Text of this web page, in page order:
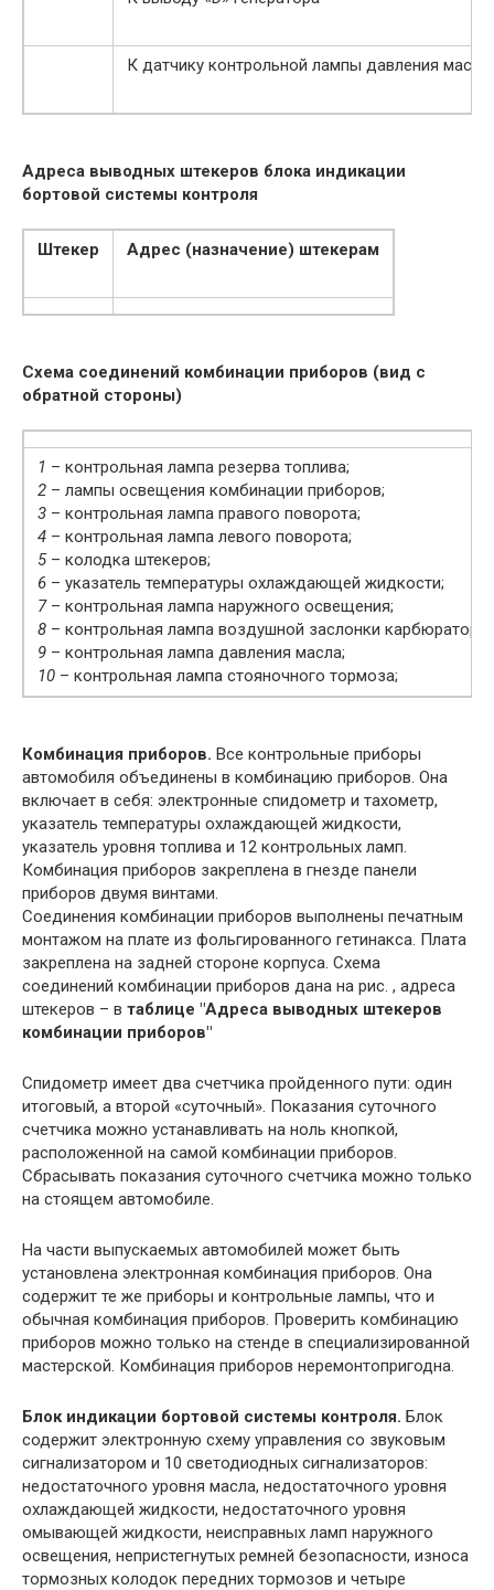
К датчику контрольной лампы давления масла
Адреса выводных штекеров блока индикации
бортовой системы контроля
Штекер Адрес (назначение) штекерам
Схема соединений комбинации приборов (вид с
обратной стороны)
1 – контрольная лампа резерва топлива;
2 – лампы освещения комбинации приборов;
3 – контрольная лампа правого поворота;
4 – контрольная лампа левого поворота;
5 – колодка штекеров;
6 – указатель температуры охлаждающей жидкости;
7 – контрольная лампа наружного освещения;
8 – контрольная лампа воздушной заслонки карбюратора;
9 – контрольная лампа давления масла;
10 – контрольная лампа стояночного тормоза;
Комбинация приборов. Все контрольные приборы
автомобиля объединены в комбинацию приборов. Она
включает в себя: электронные спидометр и тахометр,
указатель температуры охлаждающей жидкости,
указатель уровня топлива и 12 контрольных ламп.
Комбинация приборов закреплена в гнезде панели
приборов двумя винтами.
Соединения комбинации приборов выполнены печатным
монтажом на плате из фольгированного гетинакса. Плата
закреплена на задней стороне корпуса. Схема
соединений комбинации приборов дана на рис. , адреса
штекеров – в таблице "Адреса выводных штекеров
комбинации приборов"
Спидометр имеет два счетчика пройденного пути: один
итоговый, а второй «суточный». Показания суточного
счетчика можно устанавливать на ноль кнопкой,
расположенной на самой комбинации приборов.
Сбрасывать показания суточного счетчика можно только
на стоящем автомобиле.
На части выпускаемых автомобилей может быть
установлена электронная комбинация приборов. Она
содержит те же приборы и контрольные лампы, что и
обычная комбинация приборов. Проверить комбинацию
приборов можно только на стенде в специализированной
мастерской. Комбинация приборов неремонтопригодна.
Блок индикации бортовой системы контроля. Блок
содержит электронную схему управления со звуковым
сигнализатором и 10 светодиодных сигнализаторов:
недостаточного уровня масла, недостаточного уровня
охлаждающей жидкости, недостаточного уровня
омывающей жидкости, неисправных ламп наружного
освещения, непристегнутых ремней безопасности, износа
тормозных колодок передних тормозов и четыре